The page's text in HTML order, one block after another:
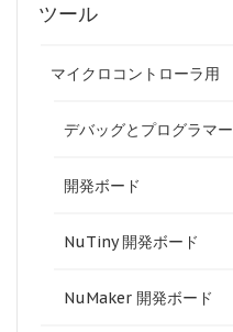
ツール
マイクロコントローラ用
デバッグとプログラマー
開発ボード
NuTiny 開発ボード
NuMaker 開発ボード